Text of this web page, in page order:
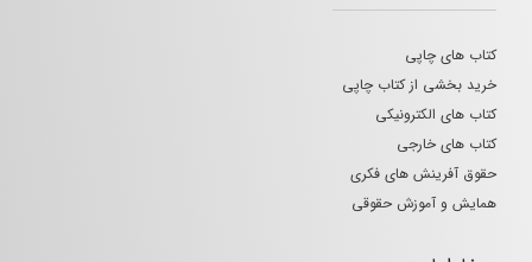
کتاب های چاپی
خرید بخشی از کتاب چاپی
کتاب های الکترونیکی
کتاب های خارجی
حقوق آفرینش های فکری
همایش و آموزش حقوقی